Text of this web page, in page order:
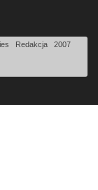
Redakcja
2007